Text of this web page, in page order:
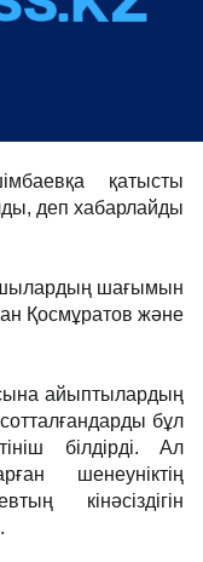
қатысты
деп хабарлайды
шағымын
Қосмұратов және
айыптылардың
бұл
білдірді. Ал
шенеуніктің
кінәсіздігін